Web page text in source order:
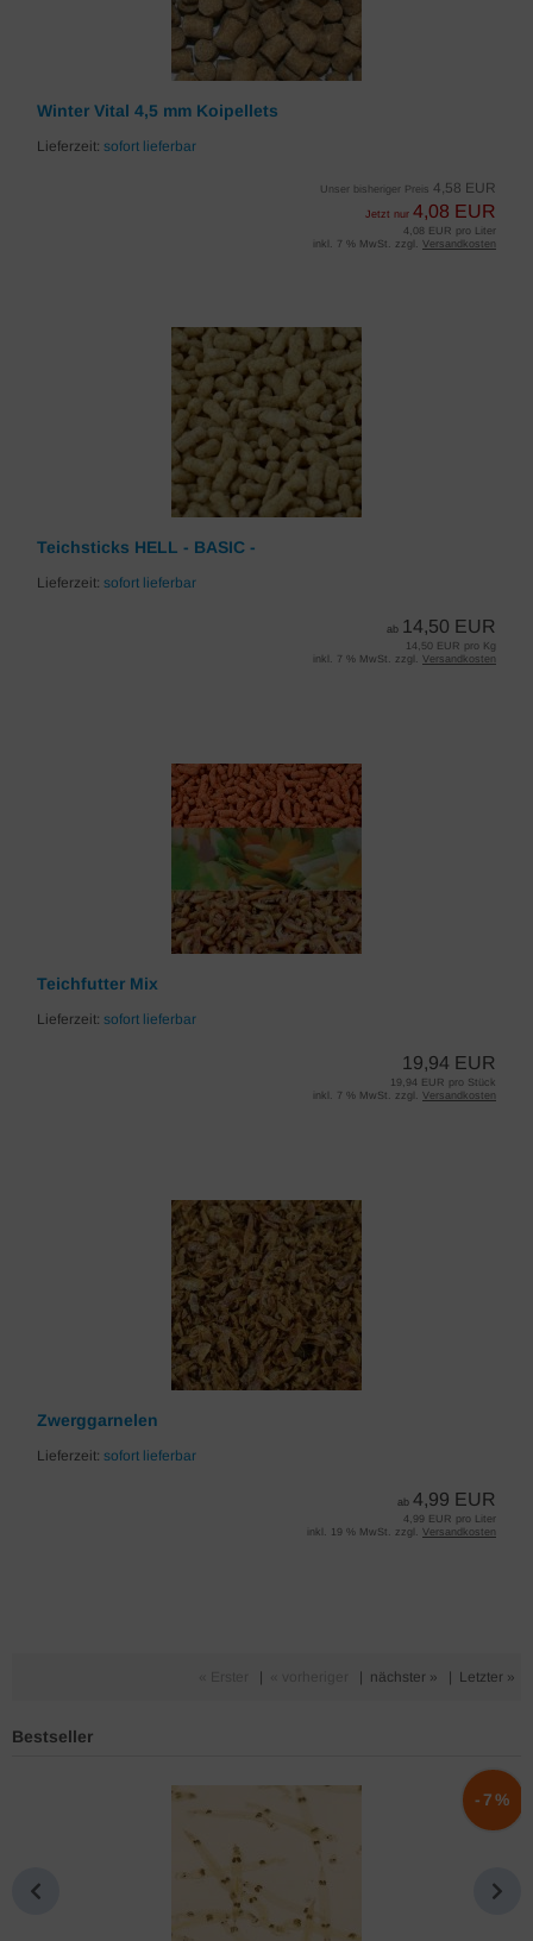
Winter Vital 4,5 mm Koipellets
Lieferzeit: sofort lieferbar
Unser bisheriger Preis 4,58 EUR
Jetzt nur 4,08 EUR
4,08 EUR pro Liter
inkl. 7 % MwSt. zzgl. Versandkosten
Teichsticks HELL - BASIC -
Lieferzeit: sofort lieferbar
ab 14,50 EUR
14,50 EUR pro Kg
inkl. 7 % MwSt. zzgl. Versandkosten
Teichfutter Mix
Lieferzeit: sofort lieferbar
19,94 EUR
19,94 EUR pro Stück
inkl. 7 % MwSt. zzgl. Versandkosten
Zwerggarnelen
Lieferzeit: sofort lieferbar
ab 4,99 EUR
4,99 EUR pro Liter
inkl. 19 % MwSt. zzgl. Versandkosten
nächster » Letzter »
Bestseller
-7%